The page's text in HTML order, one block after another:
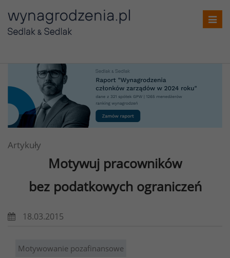
Artykuły
Motywuj pracowników
bez podatkowych ograniczeń
18.03.2015
Motywowanie pozafinansowe